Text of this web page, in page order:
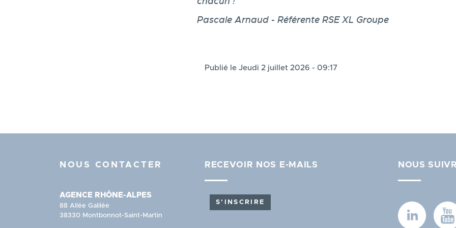
Pascale Arnaud - Référente RSE XL Groupe
Publié le Jeudi 2 juillet 2026 - 09:17
NOUS CONTACTER
AGENCE RHÔNE-ALPES
88 Allée Galilée
38330 Montbonnot-Saint-Martin
RECEVOIR NOS E-MAILS
S'INSCRIRE
NOUS